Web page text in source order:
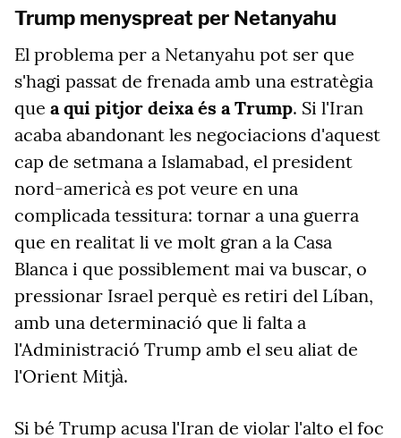
Trump menyspreat per Netanyahu
El problema per a Netanyahu pot ser que
s'hagi passat de frenada amb una estratègia
que a qui pitjor deixa és a Trump. Si l'Iran
acaba abandonant les negociacions d'aquest
cap de setmana a Islamabad, el president
nord-americà es pot veure en una
complicada tessitura: tornar a una guerra
que en realitat li ve molt gran a la Casa
Blanca i que possiblement mai va buscar, o
pressionar Israel perquè es retiri del Líban,
amb una determinació que li falta a
l'Administració Trump amb el seu aliat de
l'Orient Mitjà.
Si bé Trump acusa l'Iran de violar l'alto el foc